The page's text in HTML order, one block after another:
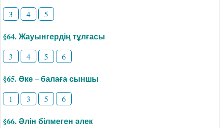
3 4 5
§64. Жауынгердің тұлғасы
3 4 5 6
§65. Әке – балаға сыншы
1 3 5 6
§66. Әлін білмеген әлек